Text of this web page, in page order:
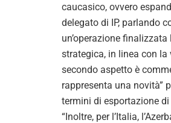
caucasico, ovvero
delegato di IP, parlando
un’operazione
strategica, in linea con la
secondo aspetto è
rappresenta una novità”
termini di esportazione
“Inoltre, per l’Italia,